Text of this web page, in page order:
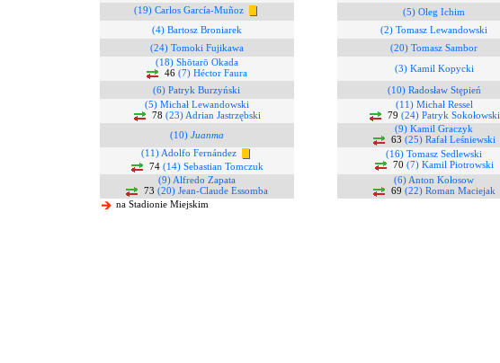
(19) Carlos García-Muñoz
(5) Oleg Ichim
(4) Bartosz Broniarek
(2) Tomasz Lewandowski
(24) Tomoki Fujikawa
(20) Tomasz Sambor
(18) Shōtarō Okada
46 (7) Héctor Faura
(3) Kamil Kopycki
(6) Patryk Burzyński
(10) Radosław Stępień
(5) Michał Lewandowski
78 (23) Adrian Jastrzębski
(11) Michał Ressel
79 (24) Patryk Sokołowski
(10) Juanma
(9) Kamil Graczyk
63 (25) Rafał Leśniewski
(11) Adolfo Fernández
74 (14) Sebastian Tomczuk
(16) Tomasz Sedlewski
70 (7) Kamil Piotrowski
(9) Alfredo Zapata
73 (20) Jean-Claude Essomba
(6) Anton Kołosow
69 (22) Roman Maciejak
na Stadionie Miejskim